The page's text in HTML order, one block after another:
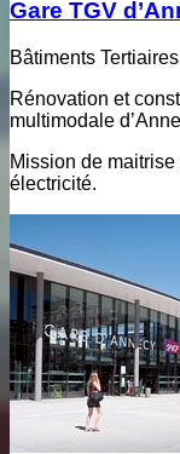
Gare TGV
Bâtiments Tertiaires
Rénovation et
multimodale
Mission de
électricité.